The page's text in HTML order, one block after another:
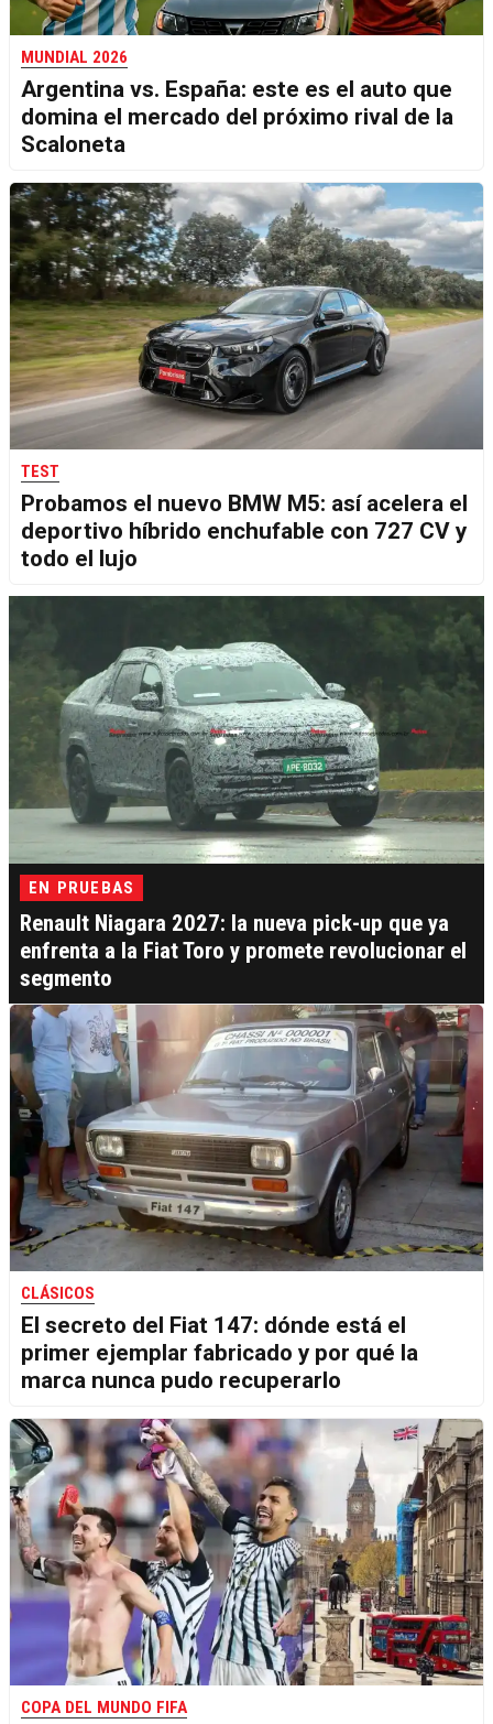
MUNDIAL 2026
Argentina vs. España: este es el auto que
domina el mercado del próximo rival de la
Scaloneta
TEST
Probamos el nuevo BMW M5: así acelera el
deportivo híbrido enchufable con 727 CV y
todo el lujo
EN PRUEBAS
Renault Niagara 2027: la nueva pick-up que ya
enfrenta a la Fiat Toro y promete revolucionar el
segmento
CLÁSICOS
El secreto del Fiat 147: dónde está el
primer ejemplar fabricado y por qué la
marca nunca pudo recuperarlo
COPA DEL MUNDO FIFA